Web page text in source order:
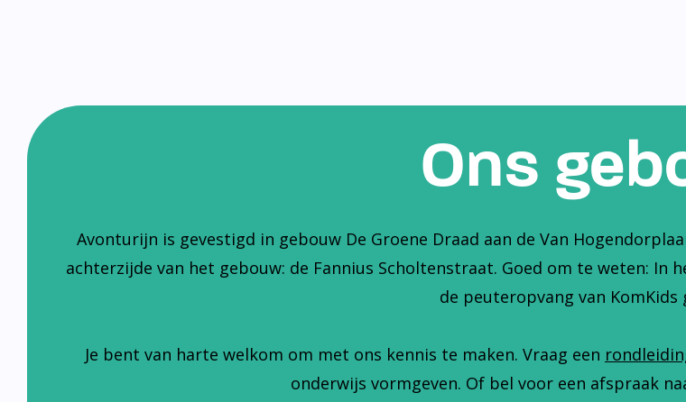
Ons
Avonturijn is gevestigd in gebouw De Groene Draad aan de Van
achterzijde van het gebouw: de Fannius Scholtenstraat. Goed om te weten: In
de peuteropvang van KomKids
Je bent van harte welkom om met ons kennis te maken. Vraag een
onderwijs vormgeven. Of bel voor een afspraak